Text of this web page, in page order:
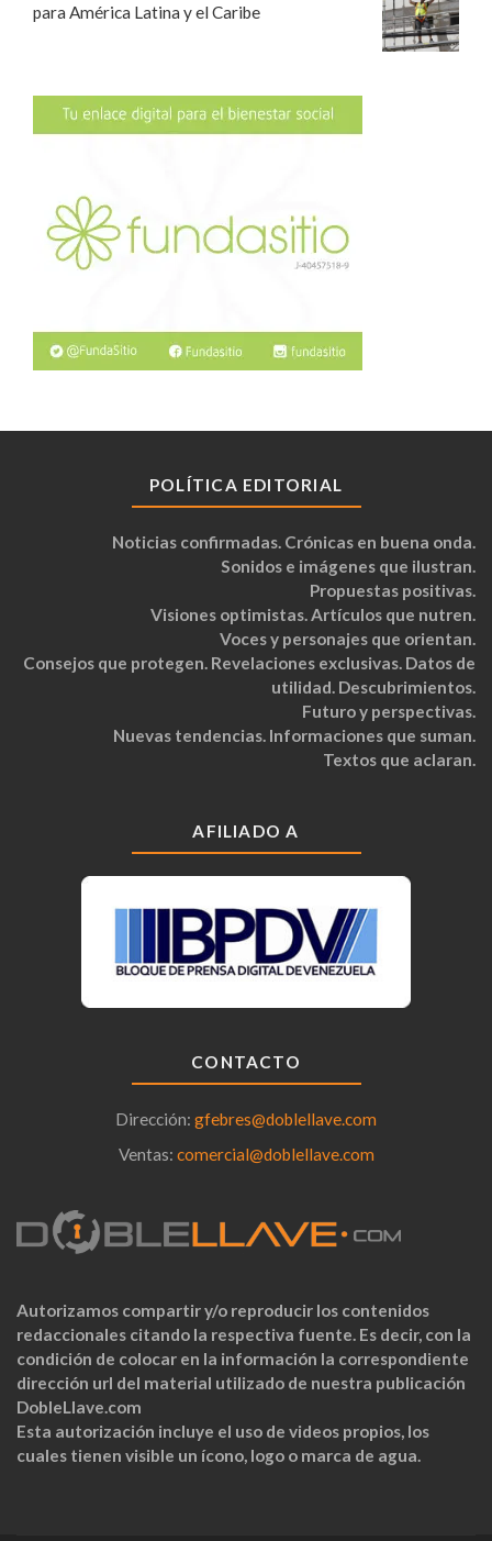
para América Latina y el Caribe
POLÍTICA EDITORIAL
Noticias confirmadas. Crónicas en buena onda.
Sonidos e imágenes que ilustran.
Propuestas positivas.
Visiones optimistas. Artículos que nutren.
Voces y personajes que orientan.
Consejos que protegen. Revelaciones exclusivas. Datos de
utilidad. Descubrimientos.
Futuro y perspectivas.
Nuevas tendencias. Informaciones que suman.
Textos que aclaran.
AFILIADO A
CONTACTO
Dirección: gfebres@doblellave.com
Ventas: comercial@doblellave.com
Autorizamos compartir y/o reproducir los contenidos
redaccionales citando la respectiva fuente. Es decir, con la
condición de colocar en la información la correspondiente
dirección url del material utilizado de nuestra publicación
DobleLlave.com
Esta autorización incluye el uso de videos propios, los
cuales tienen visible un ícono, logo o marca de agua.